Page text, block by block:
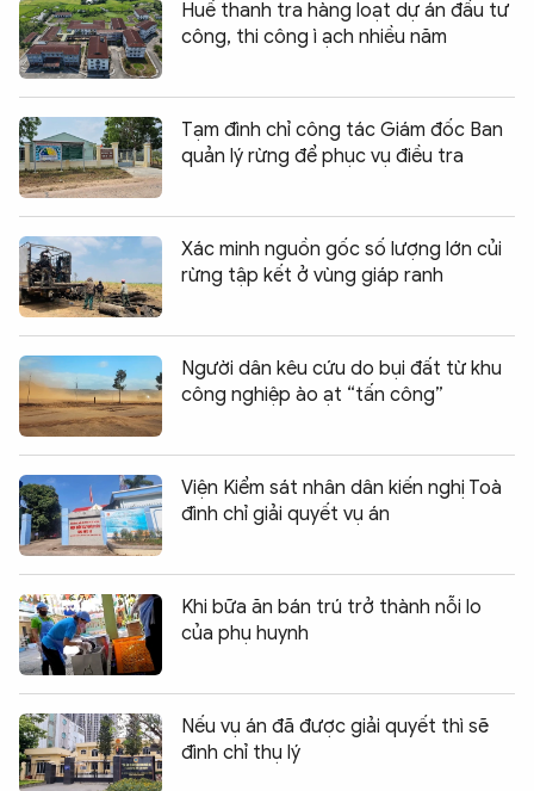
Huế thanh tra hàng loạt dự án đầu tư
công, thi công ì ạch nhiều năm
Tạm đình chỉ công tác Giám đốc Ban
quản lý rừng để phục vụ điều tra
Xác minh nguồn gốc số lượng lớn củi
rừng tập kết ở vùng giáp ranh
Người dân kêu cứu do bụi đất từ khu
công nghiệp ào ạt “tấn công”
Viện Kiểm sát nhân dân kiến nghị Toà
đình chỉ giải quyết vụ án
Khi bữa ăn bán trú trở thành nỗi lo
của phụ huynh
Nếu vụ án đã được giải quyết thì sẽ
đình chỉ thụ lý